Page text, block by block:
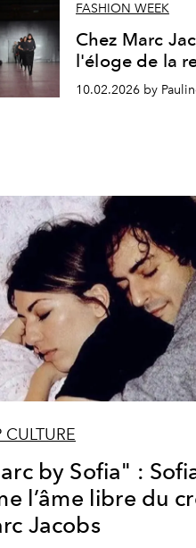
FASHION WEEK
Chez Marc
l'éloge de la
10.02.2026 by
CULTURE
by Sofia" :
l’âme libre du
Jacobs